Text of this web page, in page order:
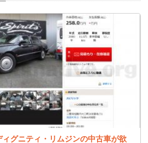
ィグニティ・リムジンの中古車が欲